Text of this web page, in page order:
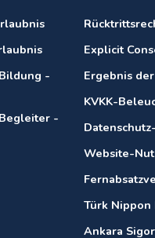
-
-
Explicit
Ergebnis
KVKK-
Website-
Türk Nippon
Ankara